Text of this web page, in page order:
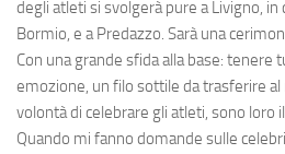
degli atleti si svolgerà pure a Livigno, in
Bormio, e a Predazzo. Sarà una
Con una grande sfida alla base: tenere
emozione, un filo sottile da trasferire al
volontà di celebrare gli atleti, sono loro
Quando mi fanno domande sulle